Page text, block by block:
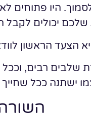
לסמוך. היו
שלכם יכולים לקבל
הצעד הראשון
רבים, וככל
ישתנה ככל שחייך